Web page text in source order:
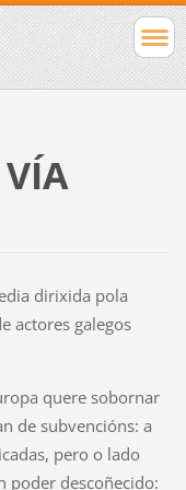
dirixida pola
actores galegos
quere sobornar
de subvencións: a
pero o lado
poder descoñecido: